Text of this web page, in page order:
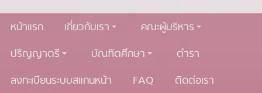
หน้าแรก เกี่ยวกับเรา
คณะผู้บริหาร
ปริญญาตรี
บัณฑิตศึกษา
ตำรา
ลงทะเบียนระบบสแกนหน้า
FAQ ติดต่อเรา